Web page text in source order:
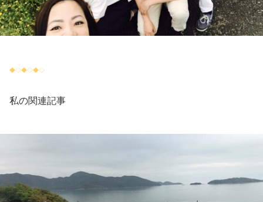
◆◇◆◇◆◇
私の関連記事